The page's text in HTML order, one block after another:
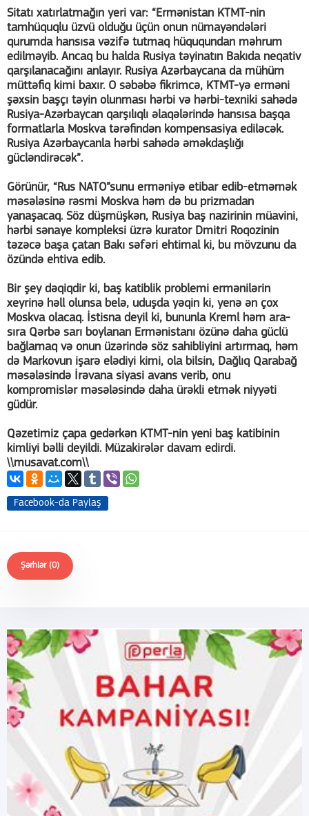
Sitatı xatırlatmağın yeri var: “Ermənistan KTMT-nin
tamhüquqlu üzvü olduğu üçün onun nümayəndələri
qurumda hansısa vəzifə tutmaq hüququndan məhrum
edilməyib. Ancaq bu halda Rusiya təyinatın Bakıda neqativ
qarşılanacağını anlayır. Rusiya Azərbaycana da mühüm
müttəfiq kimi baxır. O səbəbə fikrimcə, KTMT-yə erməni
şəxsin başçı təyin olunması hərbi və hərbi-texniki sahədə
Rusiya-Azərbaycan qarşılıqlı əlaqələrində hansısa başqa
formatlarla Moskva tərəfindən kompensasiya ediləcək.
Rusiya Azərbaycanla hərbi sahədə əməkdaşlığı
gücləndirəcək”.
Görünür, “Rus NATO”sunu erməniyə etibar edib-etməmək
məsələsinə rəsmi Moskva həm də bu prizmadan
yanaşacaq. Söz düşmüşkən, Rusiya baş nazirinin müavini,
hərbi sənaye kompleksi üzrə kurator Dmitri Roqozinin
təzəcə başa çatan Bakı səfəri ehtimal ki, bu mövzunu da
özündə ehtiva edib.
Bir şey dəqiqdir ki, baş katiblik problemi ermənilərin
xeyrinə həll olunsa belə, uduşda yəqin ki, yenə ən çox
Moskva olacaq. İstisna deyil ki, bununla Kreml həm ara-
sıra Qərbə sarı boylanan Ermənistanı özünə daha güclü
bağlamaq və onun üzərində söz sahibliyini artırmaq, həm
də Markovun işarə elədiyi kimi, ola bilsin, Dağlıq Qarabağ
məsələsində İrəvana siyasi avans verib, onu
kompromislər məsələsində daha ürəkli etmək niyyəti
güdür.
Qəzetimiz çapa gedərkən KTMT-nin yeni baş katibinin
kimliyi bəlli deyildi. Müzakirələr davam edirdi.
\\musavat.com\\
Facebook-da Paylaş
Şərhlər (0)